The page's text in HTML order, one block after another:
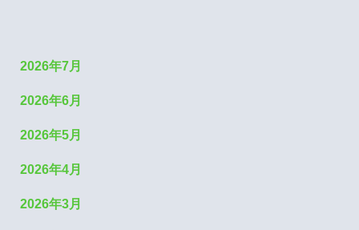
2026年7月
2026年6月
2026年5月
2026年4月
2026年3月